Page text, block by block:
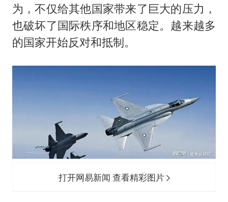
为，不仅给其他国家带来了巨大的压力，
也破坏了国际秩序和地区稳定。越来越多
的国家开始反对和抵制。
打开网易新闻 查看精彩图片